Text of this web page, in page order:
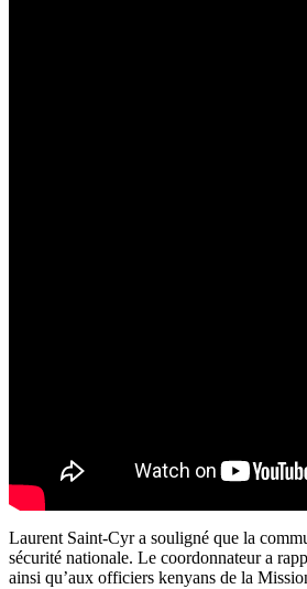
Laurent Saint-Cyr a souligné que la
sécurité nationale. Le coordonnateur a
ainsi qu’aux officiers kenyans de la